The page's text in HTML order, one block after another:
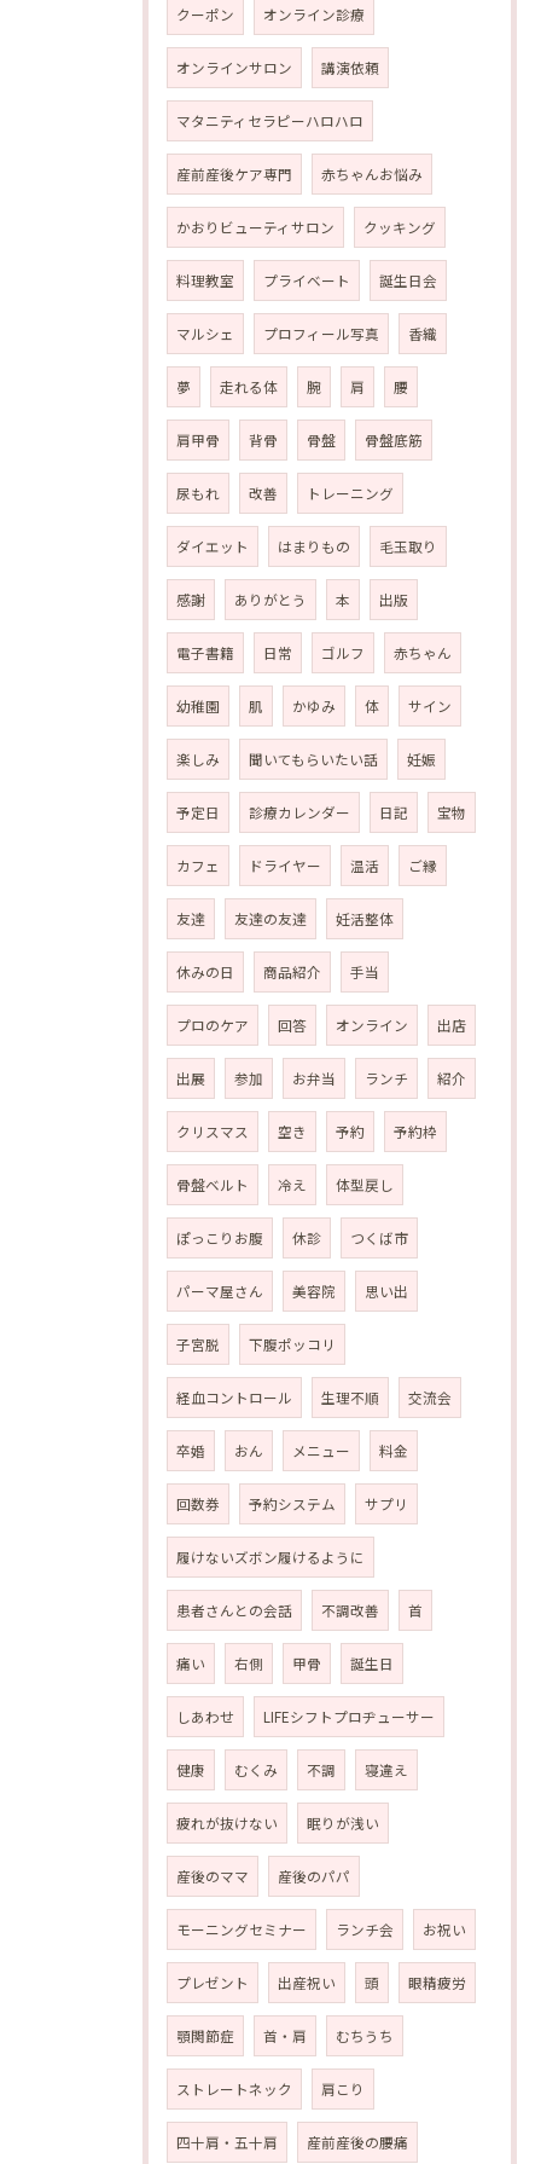
クーポン オンライン診療
オンラインサロン 講演依頼
マタニティセラピーハロハロ
産前産後ケア専門 赤ちゃんお悩み
かおりビューティサロン クッキング
料理教室 プライベート 誕生日会
マルシェ プロフィール写真 香織
夢 走れる体 腕 肩 腰
肩甲骨 背骨 骨盤 骨盤底筋
尿もれ 改善 トレーニング
ダイエット はまりもの 毛玉取り
感謝 ありがとう 本 出版
電子書籍 日常 ゴルフ 赤ちゃん
幼稚園 肌 かゆみ 体 サイン
楽しみ 聞いてもらいたい話 妊娠
予定日 診療カレンダー 日記 宝物
カフェ ドライヤー 温活 ご縁
友達 友達の友達 妊活整体
休みの日 商品紹介 手当
プロのケア 回答 オンライン 出店
出展 参加 お弁当 ランチ 紹介
クリスマス 空き 予約 予約枠
骨盤ベルト 冷え 体型戻し
ぽっこりお腹 休診 つくば市
パーマ屋さん 美容院 思い出
子宮脱 下腹ポッコリ
経血コントロール 生理不順 交流会
卒婚 おん メニュー 料金
回数券 予約システム サプリ
履けないズボン履けるように
患者さんとの会話 不調改善 首
痛い 右側 甲骨 誕生日
しあわせ LIFEシフトプロヂューサー
健康 むくみ 不調 寝違え
疲れが抜けない 眠りが浅い
産後のママ 産後のパパ
モーニングセミナー ランチ会 お祝い
プレゼント 出産祝い 頭 眼精疲労
顎関節症 首・肩 むちうち
ストレートネック 肩こり
四十肩・五十肩 産前産後の腰痛